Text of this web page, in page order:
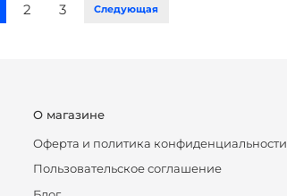
2 3 Следующая
О магазине
Оферта и политика конфиденциальности
Пользовательское соглашение